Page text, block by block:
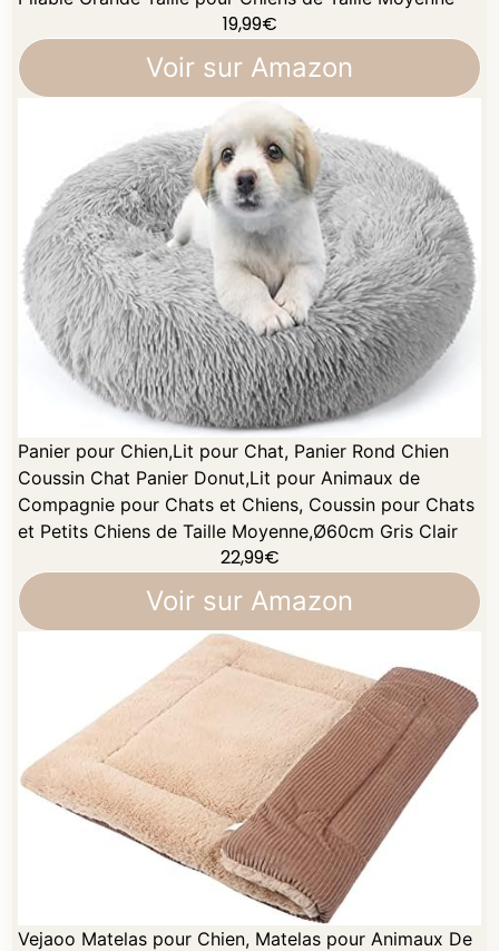
19,99€
Voir sur Amazon
Panier pour Chien,Lit pour Chat, Panier Rond Chien
Coussin Chat Panier Donut,Lit pour Animaux de
Compagnie pour Chats et Chiens, Coussin pour Chats
et Petits Chiens de Taille Moyenne,Ø60cm Gris Clair
22,99€
Voir sur Amazon
Vejaoo Matelas pour Chien, Matelas pour Animaux De